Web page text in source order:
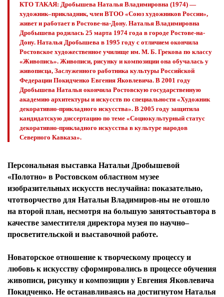
КТО ТАКАЯ: Дробышева Наталья Владимировна (1974) —
художник–прикладник, член ВТОО «Союз художников России»,
живет и работает в Ростове-на-Дону. Наталья Владимировна
Дробышева родилась 25 марта 1974 года в городе Ростове-на-
Дону. Наталья Дробышева в 1995 году с отличием окончила
Ростовское художественное училище им. М. Б. Грекова по классу
«Живопись». Живописи, рисунку и композиции она обучалась у
живописца, Заслуженного работника культуры Российской
Федерации Покидченко Евгения Яковлевича. В 2001 году
Дробышева Наталья окончила Ростовскую государственную
академию архитектуры и искусств по специальности «Художник
декоративно-прикладного искусства». В 2005 году защитила
кандидатскую диссертацию по теме «Социокультурный статус
декоративно-прикладного искусства в культуре народов
Северного Кавказа».
Персональная выставка Натальи Дробышевой
«Полотно» в Ростовском областном музее
изобразительных искусств неслучайна: показательно,
чтотворчество для Натальи Владимиров-ны не отошло
на второй план, несмотря на большую занятостьавтора в
качестве заместителя директора музея по научно–
просветительской и выставочной работе.
Новаторское отношение к творческому процессу и
любовь к искусству сформировались в процессе обучения
живописи, рисунку и композиции у Евгения Яковлевича
Покидченко. Не останавливаясь на достигнутом Наталья